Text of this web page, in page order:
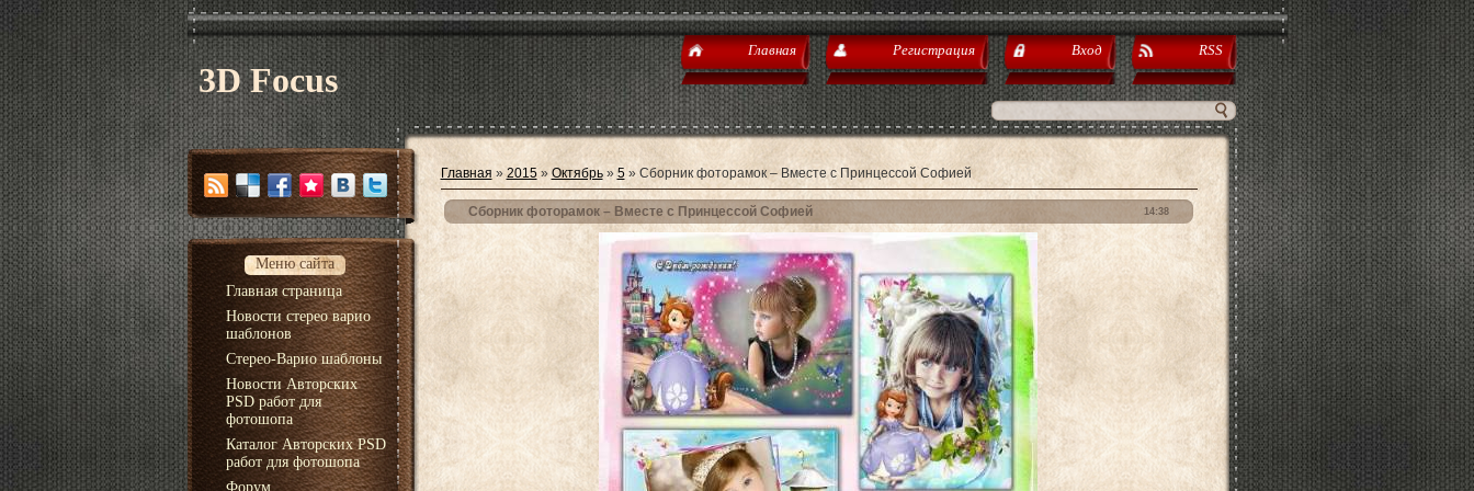
3D Focus
Главная Регистрация Вход RSS
Меню сайта
Главная страница
Новости стерео варио
шаблонов
Стерео-Варио шаблоны
Новости Авторских
PSD работ для
фотошопа
Каталог Авторских PSD
работ для фотошопа
Форум
Главная » 2015 » Октябрь » 5» Сборник фоторамок – Вместе с Принцессой Софией
14:38
Сборник фоторамок – Вместе с Принцессой Софией